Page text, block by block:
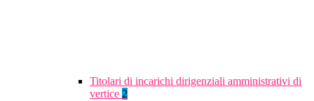
Titolari di incarichi dirigenziali amministrativi di
vertice 2